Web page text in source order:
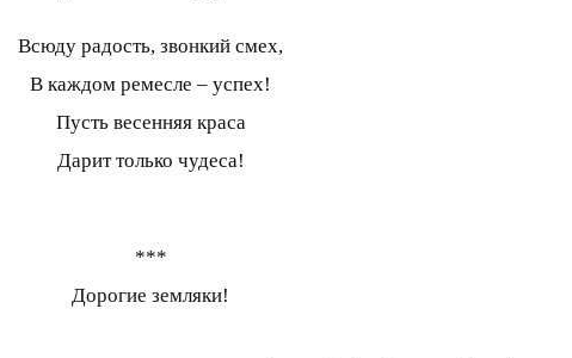
Всюду радость, звонкий смех,
В каждом ремесле – успех!
Пусть весенняя краса
Дарит только чудеса!
***
Дорогие земляки!